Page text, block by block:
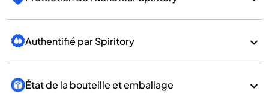
Authentifié par Spiritory
État de la bouteille et emballage